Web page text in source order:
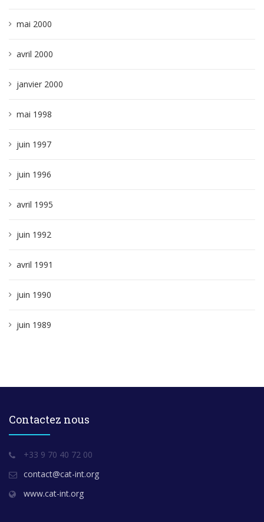
mai 2000
avril 2000
janvier 2000
mai 1998
juin 1997
juin 1996
avril 1995
juin 1992
avril 1991
juin 1990
juin 1989
Contactez nous
+33 9 70 40 72 00
contact@cat-int.org
www.cat-int.org